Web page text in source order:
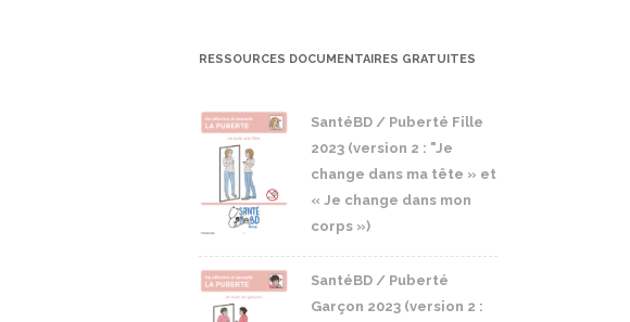
RESSOURCES DOCUMENTAIRES GRATUITES
SantéBD / Puberté Fille
2023 (version 2 : "Je
change dans ma tête » et
« Je change dans mon
corps »)
SantéBD / Puberté
Garçon 2023 (version 2 :